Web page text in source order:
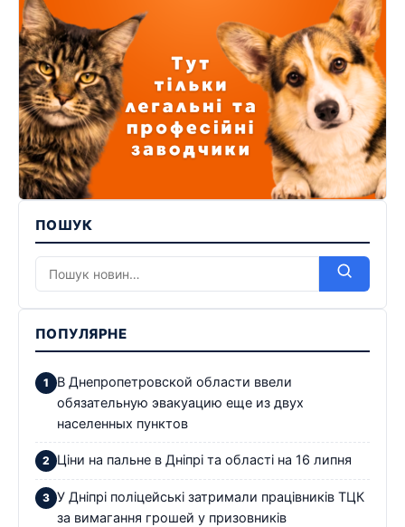
ПОШУК
ПОПУЛЯРНЕ
В Днепропетровской области ввели
обязательную эвакуацию еще из двух
населенных пунктов
Ціни на пальне в Дніпрі та області на 16 липня
У Дніпрі поліцейські затримали працівників ТЦК
за вимагання грошей у призовників